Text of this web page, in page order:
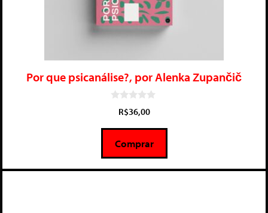
Por que psicanálise?, por Alenka Zupančič
5
R$36,00
Comprar